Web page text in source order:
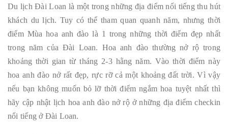
Du lịch Đài Loan là một trong những địa điểm nổi tiếng thu hút
khách du lịch. Tuy có thể tham quan quanh năm, nhưng thời
điểm Mùa hoa anh đào là 1 trong những thời điểm đẹp nhất
trong năm của Đài Loan. Hoa anh đào thường nở rộ trong
khoảng thời gian từ tháng 2-3 hằng năm. Vào thời điểm này
hoa anh đào nở rất đẹp, rực rỡ cả một khoảng đất trời. Vì vậy
nếu bạn không muốn bỏ lỡ thời điểm ngắm hoa tuyệt nhất thì
hãy cập nhật lịch hoa anh đào nở rộ ở những địa điểm checkin
nổi tiếng ở Đài Loan.